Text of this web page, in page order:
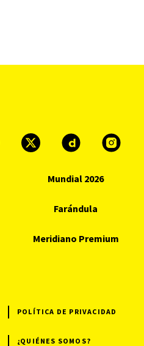
Mundial 2026
Farándula
Meridiano Premium
POLÍTICA DE PRIVACIDAD
¿QUIÉNES SOMOS?